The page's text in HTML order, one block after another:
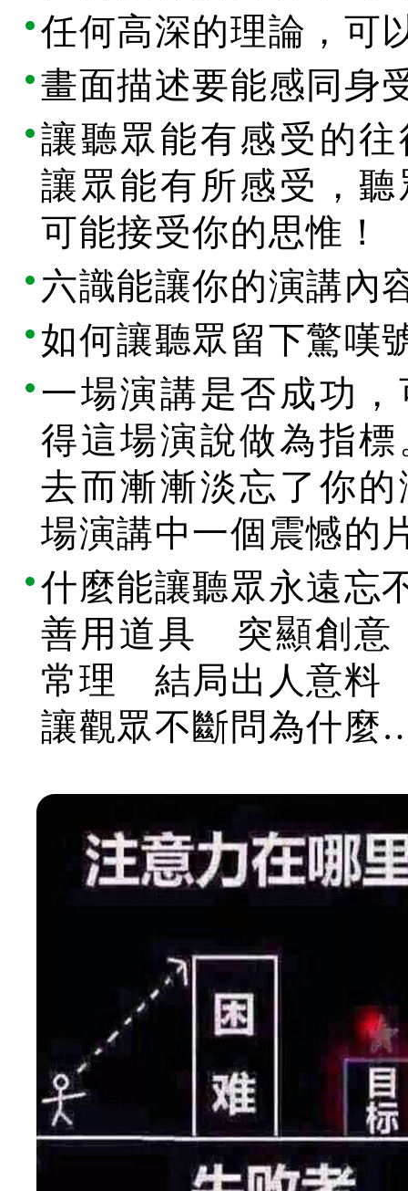
任何高深的理論，可
畫面描述要能感同身
讓聽眾能有感受的
讓眾能有所感受，
可能接受你的思惟！
六識能讓你的演講內
如何讓聽眾留下驚嘆
一場演講是否成功
得這場演說做為指
去而漸漸淡忘了你
場演講中一個震憾的
什麼能讓聽眾永遠忘
善用道具 突顯創
常理 結局出人意料
讓觀眾不斷問為什